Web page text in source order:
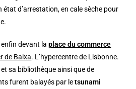
état d’arrestation, en cale sèche pour
enfin devant laplace du commerce
de Baixa. L’hypercentre de Lisbonne.
sa bibliothèque ainsi que de
furent balayés par letsunami